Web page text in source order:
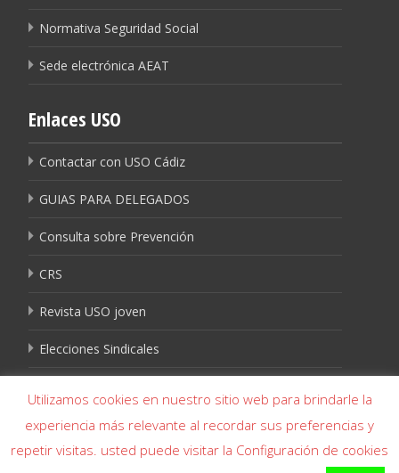
Normativa Seguridad Social
Sede electrónica AEAT
Enlaces USO
Contactar con USO Cádiz
GUIAS PARA DELEGADOS
Consulta sobre Prevención
CRS
Revista USO joven
Elecciones Sindicales
Copyright © USO Cádiz- USO Cádiz 956 226 644 - USO Algeciras
Utilizamos cookies en nuestro sitio web para brindarle la
experiencia más relevante al recordar sus preferencias y
repetir visitas. usted puede visitar la Configuración de cookies